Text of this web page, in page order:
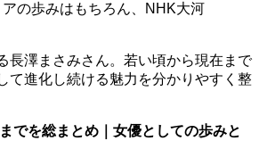
の歩みはもちろん、NHK大河
長澤まさみさん。若い頃から現在まで
て進化し続ける魅力を分かりやすく整
でを総まとめ｜女優としての歩みと